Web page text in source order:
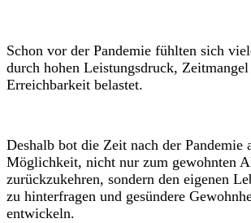
Schon vor der Pandemie fühlten sich
durch hohen Leistungsdruck,
Erreichbarkeit belastet.
Deshalb bot die Zeit nach der Pandemie
Möglichkeit, nicht nur zum gewohnten
zurückzukehren, sondern den eigenen
zu hinterfragen und gesündere
entwickeln.